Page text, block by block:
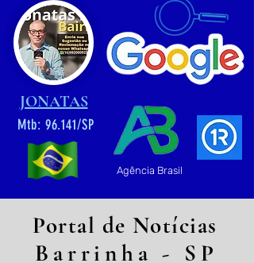
JONATAS
Mtb: 96.141/SP
Agência Brasil
Barrinha - SP
Portal de Notícias